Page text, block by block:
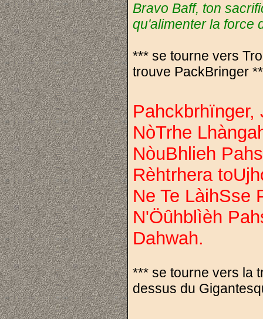
Bravo Baff, ton
qu'alimenter la force
*** se tourne vers
trouve PackBringer
Pahckbrhïnger,
NòTrhe
NòuBhlieh
Rèhtrhera
Ne Te LàihSse
N'Öûhblìèh
Dahwah.
*** se tourne vers la
dessus du